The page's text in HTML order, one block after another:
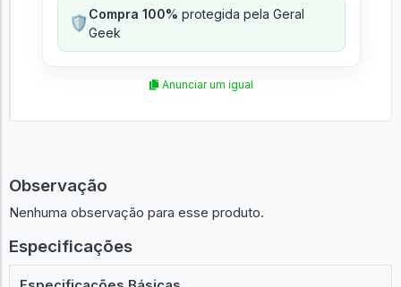
🛡️Compra 100% protegida pela Geral
Geek
Anunciar um igual
Observação
Nenhuma observação para esse produto.
Especificações